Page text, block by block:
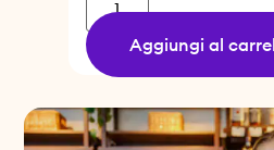
Aggiungi al